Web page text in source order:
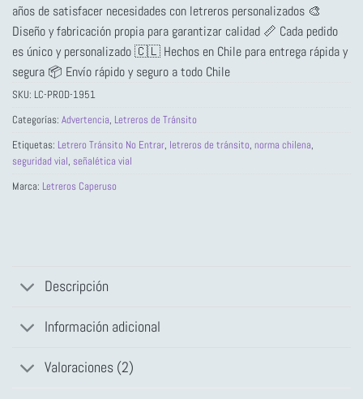
años de satisfacer necesidades con letreros personalizados 🎨
Diseño y fabricación propia para garantizar calidad 📏 Cada pedido
es único y personalizado 🇨🇱 Hechos en Chile para entrega rápida y
segura 📦 Envío rápido y seguro a todo Chile
SKU: LC-PROD-1951
Categorías: Advertencia, Letreros de Tránsito
Etiquetas: Letrero Tránsito No Entrar, letreros de tránsito, norma chilena,
seguridad vial, señalética vial
Marca: Letreros Caperuso
Descripción
Información adicional
Valoraciones (2)